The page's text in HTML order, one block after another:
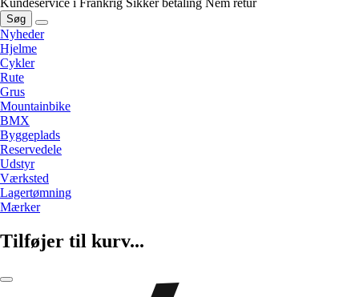
Kundeservice i Frankrig Sikker betaling Nem retur
Søg
Nyheder
Hjelme
Cykler
Rute
Grus
Mountainbike
BMX
Byggeplads
Reservedele
Udstyr
Værksted
Lagertømning
Mærker
Tilføjer til kurv...